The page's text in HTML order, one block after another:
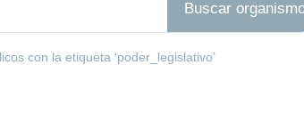
con la etiqueta ‘poder_legislativo’